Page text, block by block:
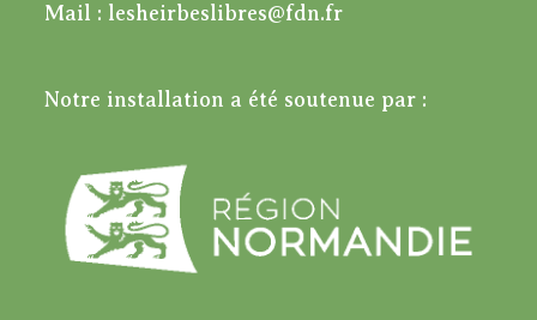
Mail : lesheirbeslibres@fdn.fr
Notre installation a été soutenue par :